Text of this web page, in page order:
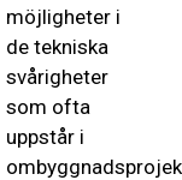
möjligheter i
de tekniska
svårigheter
som ofta
uppstår i